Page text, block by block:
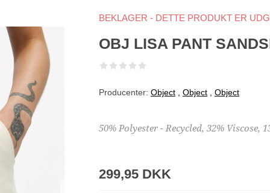
BEKLAGER - DETTE PRODUKT ER
OBJ LISA PANT
Producenter: Object Object Object
50% Polyester - Recycled, 32% Viscose,
299,95 DKK